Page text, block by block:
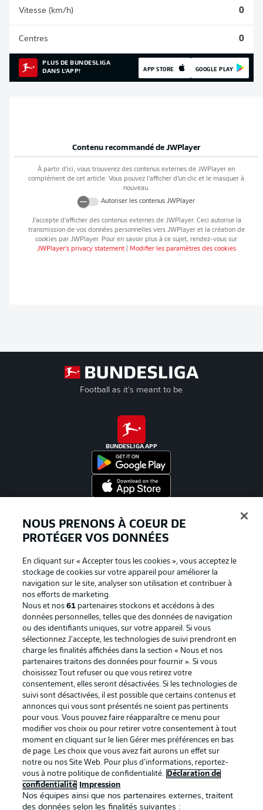
Vitesse (km/h) 0
Centres 0
PLUS DE BUNDESLIGA
DANS L'APP!
APP STORE GOOGLE PLAY
Contenu recommandé de JWPlayer
À partir d’ici, vous trouverez des contenus externes de JWPlayer en
complément de cet article. Vous pouvez l’afficher d’un clic et le masquer à
nouveau.
Autoriser les contenus JWPlayer
J’accepte d’afficher des contenus externes de JWPlayer. Ceci autorise la
transmission de vos données personnelles vers JWPlayeret la création de
cookies par JWPlayer. Pour en savoir plus à ce sujet, rendez-vous sur
JWPlayer's privacy statement| Modifier les paramètres des cookies
Football as it's meant to be
BUNDESLIGA APP
La publicité Conditions d’utilisation des
Mentions Légales Gérer mes préférences
Déclaration de
confidentialité
Diffuseurs
Travaux Contact
Impression Joueurs
NOUS PRENONS À COEUR DE
PROTÉGER VOS DONNÉES
En cliquant sur « Accepter tous les cookies », vous acceptez le
stockage de cookies sur votre appareil pour améliorer la
navigation sur le site, analyser son utilisation et contribuer à
nos efforts de marketing.
Nous et nos61 partenaires stockons et accédons à des
données personnelles, telles que des données de navigation
ou des identifiants uniques, sur votre appareil. Si vous
sélectionnez J'accepte, les technologies de suivi prendront en
charge les finalités affichées dans la section « Nous et nos
partenaires traitons des données pour fournir ». Si vous
choisissez Tout refuser ou que vous retirez votre
consentement, elles seront désactivées. Si les technologies de
suivi sont désactivées, il est possible que certains contenus et
annonces qui vous sont présentés ne soient pas pertinents
pour vous. Vous pouvez faire réapparaître ce menu pour
modifier vos choix ou pour retirer votre consentement à tout
moment en cliquant sur le lien Gérer mes préférences en bas
de page. Les choix que vous avez fait aurons un effet sur
notre ou nos Site Web. Pour plus d’informations, reportez-
vous à notre politique de confidentialité.
Déclaration de
confidentialité
Impression
Nos équipes ainsi que nos partenaires externes, traitent
des données selon les finalités suivantes :